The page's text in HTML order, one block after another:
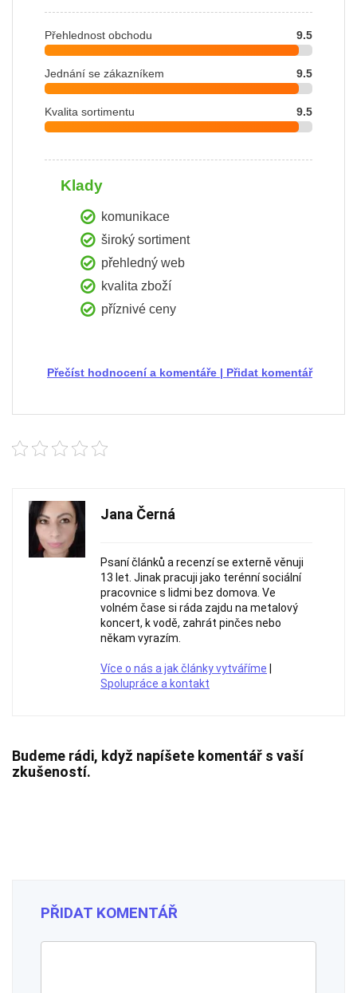
Přehlednost obchodu 9.5
Jednání se zákazníkem 9.5
Kvalita sortimentu 9.5
Klady
komunikace
široký sortiment
přehledný web
kvalita zboží
příznivé ceny
Přidat komentář
|
Přečíst hodnocení a komentáře
Jana Černá
Psaní článků a recenzí se externě věnuji
13 let. Jinak pracuji jako terénní sociální
pracovnice s lidmi bez domova. Ve
volném čase si ráda zajdu na metalový
koncert, k vodě, zahrát pinčes nebo
někam vyrazím.
Více o nás a jak články vytváříme
Spolupráce a kontakt
Budeme rádi, když napíšete komentář s vaší
zkušeností.
PŘIDAT KOMENTÁŘ